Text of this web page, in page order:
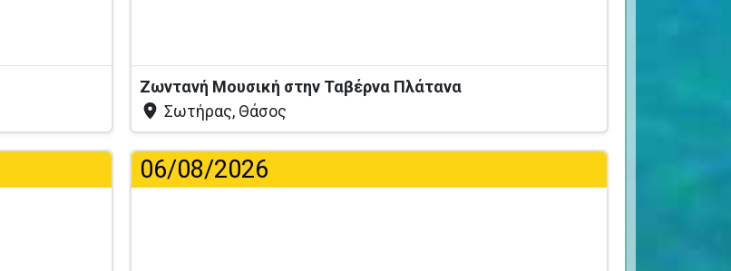
Ζωντανή Μουσική στην Ταβέρνα Πλάτανα
Σωτήρας, Θάσος
06/08/2026